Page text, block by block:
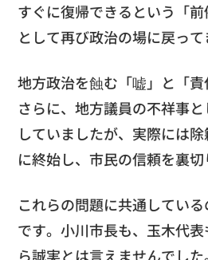
すぐに復帰できるという「
として再び政治の場に戻っ
地方政治を蝕む「嘘」と「責
さらに、地方議員の不祥事
していましたが、実際には
に終始し、市民の信頼を裏切
これらの問題に共通してい
です。小川市長も、玉木代
ら誠実とは言えませんでした